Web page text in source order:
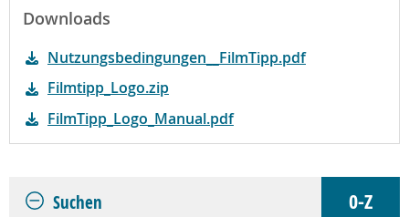
Downloads
Nutzungsbedingungen__FilmTipp.pdf
Filmtipp_Logo.zip
FilmTipp_Logo_Manual.pdf
Suchen 0-Z